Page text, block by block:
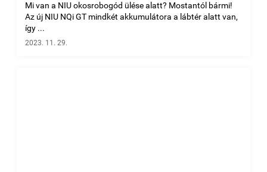
Mi van a NIU okosrobogód ülése alatt? Mostantól bármi!
Az új NIU NQi GT mindkét akkumulátora a lábtér alatt van,
így ...
2023. 11. 29.